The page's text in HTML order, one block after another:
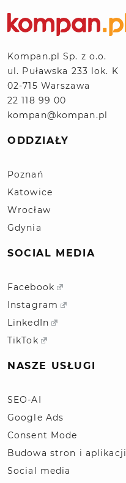
Kompan.pl Sp. z o.o.
ul. Puławska 233 lok. K
02-715 Warszawa
22 118 99 00
kompan@kompan.pl
ODDZIAŁY
Poznań
Katowice
Wrocław
Gdynia
SOCIAL MEDIA
Facebook
Instagram
LinkedIn
TikTok
NASZE USŁUGI
SEO-AI
Google Ads
Consent Mode
Budowa stron i aplikacji
Social media